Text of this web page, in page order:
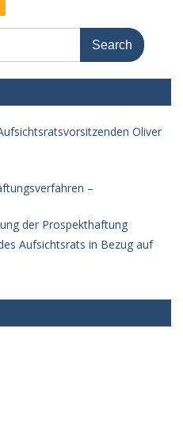
Oliver
–
der Prospekthaftung
Aufsichtsrats in Bezug auf